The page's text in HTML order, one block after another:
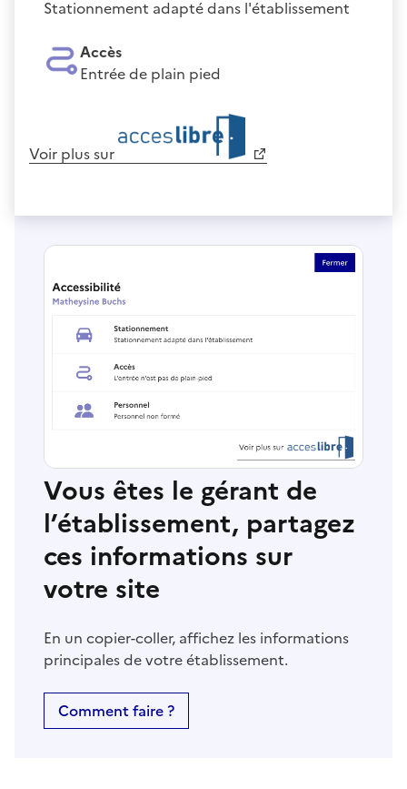
Stationnement adapté dans l'établissement
Accès
Entrée de plain pied
Voir plus sur
Vous êtes le gérant de
l’établissement, partagez
ces informations sur
votre site
En un copier-coller, affichez les informations
principales de votre établissement.
Comment faire ?